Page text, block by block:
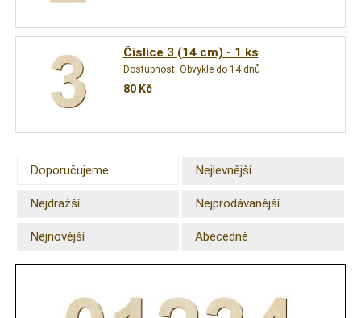
Číslice 3 (14 cm) - 1 ks
Dostupnost: Obvykle do 14 dnů
80 Kč
Doporučujeme. Nejlevnější
Nejdražší Nejprodávanější
Nejnovější Abecedně